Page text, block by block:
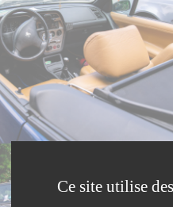
Ce site utilise